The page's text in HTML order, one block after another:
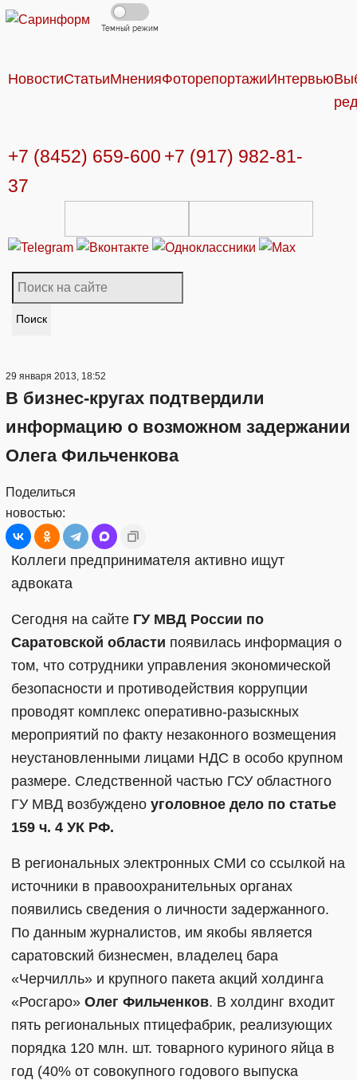
Темный режим
НовостиСтатьиМненияФоторепортажиИнтервью
+7 (8452) 659-600 +7 (917) 982-81-
37
Поиск
29 января 2013, 18:52
В бизнес-кругах подтвердили
информацию о возможном задержании
Олега Фильченкова
Поделиться
новостью:
Коллеги предпринимателя активно ищут
адвоката
Сегодня на сайте ГУ МВД России по
Саратовской области появилась информация о
том, что сотрудники управления экономической
безопасности и противодействия коррупции
проводят комплекс оперативно-разыскных
мероприятий по факту незаконного возмещения
неустановленными лицами НДС в особо крупном
размере. Следственной частью ГСУ областного
ГУ МВД возбуждено уголовное дело по статье
159 ч. 4 УК РФ.
В региональных электронных СМИ со ссылкой на
источники в правоохранительных органах
появились сведения о личности задержанного.
По данным журналистов, им якобы является
саратовский бизнесмен, владелец бара
«Черчилль» и крупного пакета акций холдинга
«Росгаро» Олег Фильченков. В холдинг входит
пять региональных птицефабрик, реализующих
порядка 120 млн. шт. товарного куриного яйца в
год (40% от совокупного годового выпуска